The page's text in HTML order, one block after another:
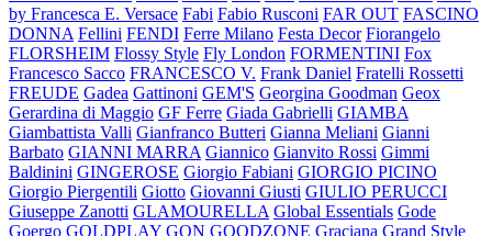
by Francesca E. Versace Fabi Fabio Rusconi FAR OUT FASCINO
DONNA Fellini FENDI Ferre Milano Festa Decor Fiorangelo
FLORSHEIM Flossy Style Fly London FORMENTINI Fox
Francesco Sacco FRANCESCO V. Frank Daniel Fratelli Rossetti
FREUDE Gadea Gattinoni GEM'S Georgina Goodman Geox
Gerardina di Maggio GF Ferre Giada Gabrielli GIAMBA
Giambattista Valli Gianfranco Butteri Gianna Meliani Gianni
Barbato GIANNI MARRA Giannico Gianvito Rossi Gimmi
Baldinini GINGEROSE Giorgio Fabiani GIORGIO PICINO
Giorgio Piergentili Giotto Giovanni Giusti GIULIO PERUCCI
Giuseppe Zanotti GLAMOURELLA Global Essentials Gode
Goergo GOLDPLAY GON GOODZONE Graciana Grand Style